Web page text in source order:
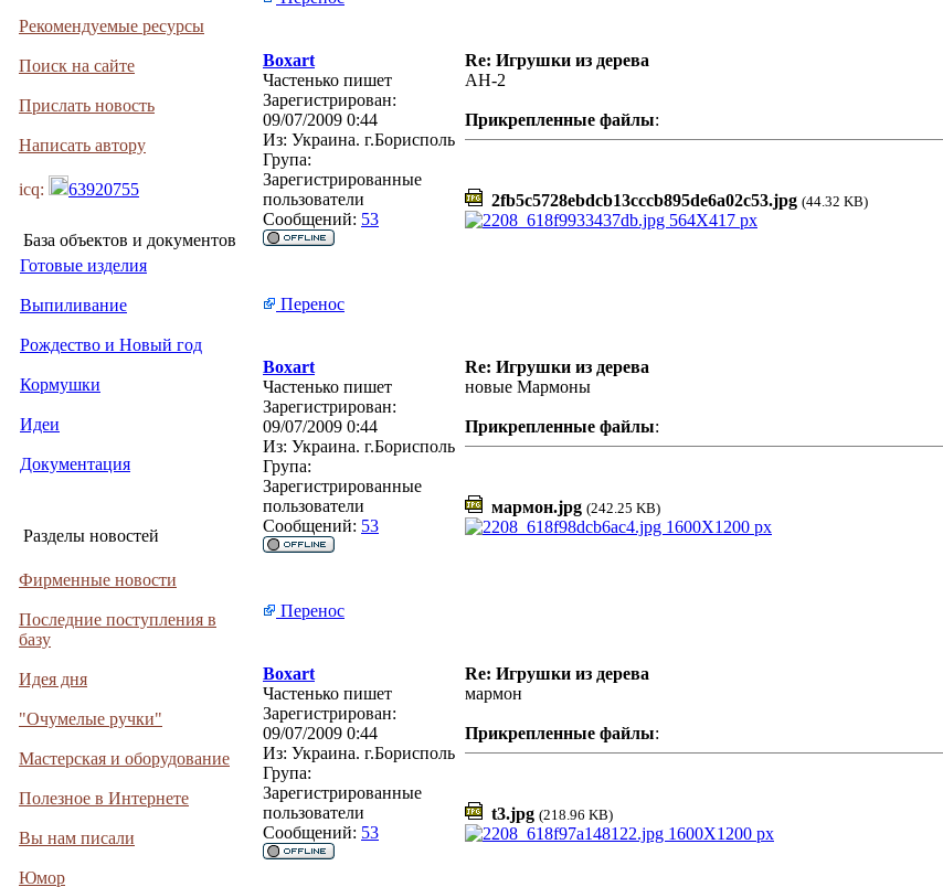
Рекомендуемые ресурсы
Поиск на сайте
Прислать новость
Написать автору
icq: 63920755
База объектов и документов
Готовые изделия
Выпиливание
Рождество и Новый год
Кормушки
Идеи
Документация
Разделы новостей
Фирменные новости
Последние поступления в
базу
Идея дня
"Очумелые ручки"
Мастерская и оборудование
Полезное в Интернете
Вы нам писали
Юмор
Boxart Re: Игрушки из дерева
Частенько пишет
Зарегистрирован:
09/07/2009 0:44
Из: Украина. г.Борисполь
Група:
Зарегистрированные
пользователи
Сообщений: 53
АН-2
Прикрепленные файлы:
2fb5c5728ebdcb13cccb895de6a02c53.jpg (44.32 KB)
Перенос
Boxart Re: Игрушки из дерева
Частенько пишет
Зарегистрирован:
09/07/2009 0:44
Из: Украина. г.Борисполь
Група:
Зарегистрированные
пользователи
Сообщений: 53
новые Мармоны
Прикрепленные файлы:
мармон.jpg (242.25 KB)
Перенос
Boxart Re: Игрушки из дерева
Частенько пишет
Зарегистрирован:
09/07/2009 0:44
Из: Украина. г.Борисполь
Група:
Зарегистрированные
пользователи
Сообщений: 53
мармон
Прикрепленные файлы:
t3.jpg (218.96 KB)